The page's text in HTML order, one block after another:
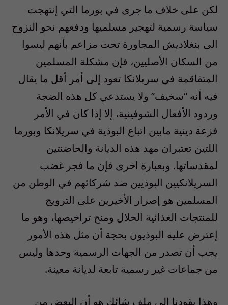
لكن على خلاف ما جرى في بورما التي إنتهجت
سياسة رسمية لتهجير مسلميها ودفعهم نحو النزوح
الى بنغلاديش المجاورة تحت مزاعم بأنهم ليسوا
من السكان الأصليين، فإن مشكلة المسلمين
المتفاقمة في سريلانكا تعود إلى أمر أقل ما يقال
فيه أنه “سخيف” ولا يستدعي كل هذه الضجة
وردود الأفعال الشوفينية، إلا إذا كان في الأمر
فزعة دينية مابين اتباع البوذية في سريلانكا وبورما
اللتين تعتبران مهد هذه الديانة والحاضنتين
لمقدساتها. وبعبارة اخرى فإن ما فجر غضب
السريلانكيين البوذيين ضد شركائهم في الوطن من
المسلمين هو إصرار الأخيرين على الترويج
للمنتجات الغذائية الحلال ومنح تراخيصها، وهو ما
إعترض عليه البوذيون بحجة أن مثل هذه الأمور
يجب أن تصدر من الجهات الرسمية وحدها وليس
من جماعات غير رسمية تابعة لديانة معينة.
وهذا يقودنا إلى ملف شائك هو أن البعض من